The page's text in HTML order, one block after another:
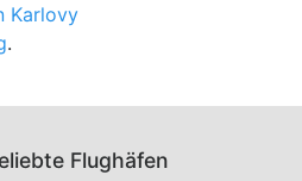
Karlovy
.
Flughäfen